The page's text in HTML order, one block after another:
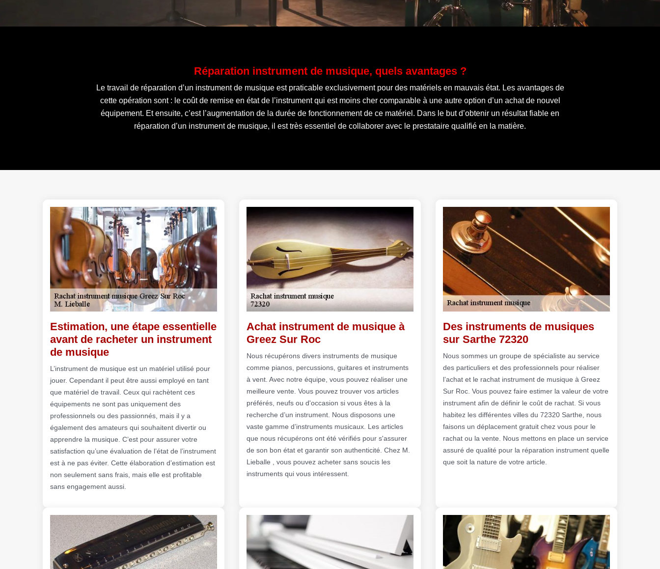
Réparation instrument de musique, quels avantages ?
Le travail de réparation d’un instrument de musique est praticable exclusivement pour des matériels en mauvais état. Les avantages de
cette opération sont : le coût de remise en état de l’instrument qui est moins cher comparable à une autre option d’un achat de nouvel
équipement. Et ensuite, c’est l’augmentation de la durée de fonctionnement de ce matériel. Dans le but d’obtenir un résultat fiable en
réparation d’un instrument de musique, il est très essentiel de collaborer avec le prestataire qualifié en la matière.
Estimation, une étape essentielle
avant de racheter un instrument
de musique
L’instrument de musique est un matériel utilisé pour
jouer. Cependant il peut être aussi employé en tant
que matériel de travail. Ceux qui rachètent ces
équipements ne sont pas uniquement des
professionnels ou des passionnés, mais il y a
également des amateurs qui souhaitent divertir ou
apprendre la musique. C’est pour assurer votre
satisfaction qu’une évaluation de l’état de l’instrument
est à ne pas éviter. Cette élaboration d’estimation est
non seulement sans frais, mais elle est profitable
sans engagement aussi.
Achat instrument de musique à
Greez Sur Roc
Nous récupérons divers instruments de musique
comme pianos, percussions, guitares et instruments
à vent. Avec notre équipe, vous pouvez réaliser une
meilleure vente. Vous pouvez trouver vos articles
préférés, neufs ou d'occasion si vous êtes à la
recherche d’un instrument. Nous disposons une
vaste gamme d’instruments musicaux. Les articles
que nous récupérons ont été vérifiés pour s'assurer
de son bon état et garantir son authenticité. Chez M.
Lieballe , vous pouvez acheter sans soucis les
instruments qui vous intéressent.
Des instruments de musiques
sur Sarthe 72320
Nous sommes un groupe de spécialiste au service
des particuliers et des professionnels pour réaliser
l’achat et le rachat instrument de musique à Greez
Sur Roc. Vous pouvez faire estimer la valeur de votre
instrument afin de définir le coût de rachat. Si vous
habitez les différentes villes du 72320 Sarthe, nous
faisons un déplacement gratuit chez vous pour le
rachat ou la vente. Nous mettons en place un service
assuré de qualité pour la réparation instrument quelle
que soit la nature de votre article.